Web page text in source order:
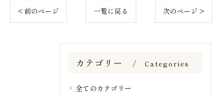
< 前のページ 一覧に戻る 次のページ >
カテゴリー Categories
全てのカテゴリー